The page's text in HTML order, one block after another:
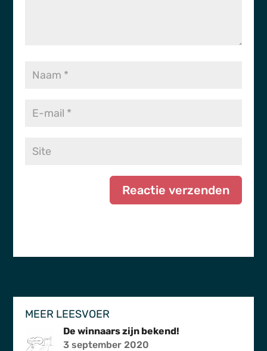
MEER LEESVOER
De winnaars zijn bekend!
3 september 2020